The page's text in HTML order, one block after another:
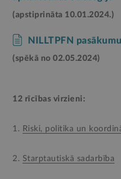
(apstiprināta 10.01.2024.)
NILLTPFN
(spēkā no 02.05.2024)
12 rīcības virzieni:
1. Riski, politika un
2. Starptautiskā sadarbība